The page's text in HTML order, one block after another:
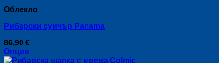
on
the
product
page
has
variants.
options
may
Облекло
Рибарски суичър Panama
86,90 €
Опции
This